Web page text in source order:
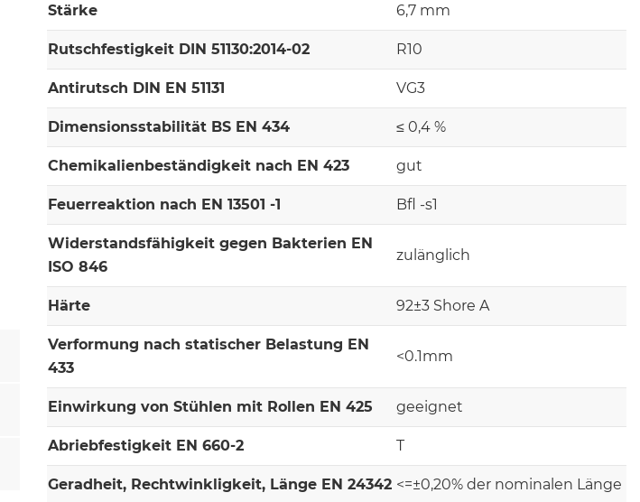
Stärke 6,7 mm
Rutschfestigkeit DIN 51130:2014-02 R10
Antirutsch DIN EN 51131 VG3
Dimensionsstabilität BS EN 434 ≤ 0,4 %
Chemikalienbeständigkeit nach EN 423 gut
Feuerreaktion nach EN 13501 -1 Bfl -s1
Widerstandsfähigkeit gegen Bakterien EN
ISO 846
zulänglich
Härte 92±3 Shore A
Verformung nach statischer Belastung EN
433
<0.1mm
Einwirkung von Stühlen mit Rollen EN 425 geeignet
Abriebfestigkeit EN 660-2 T
Geradheit, Rechtwinkligkeit, Länge EN 24342 <=±0,20% der nominalen Länge